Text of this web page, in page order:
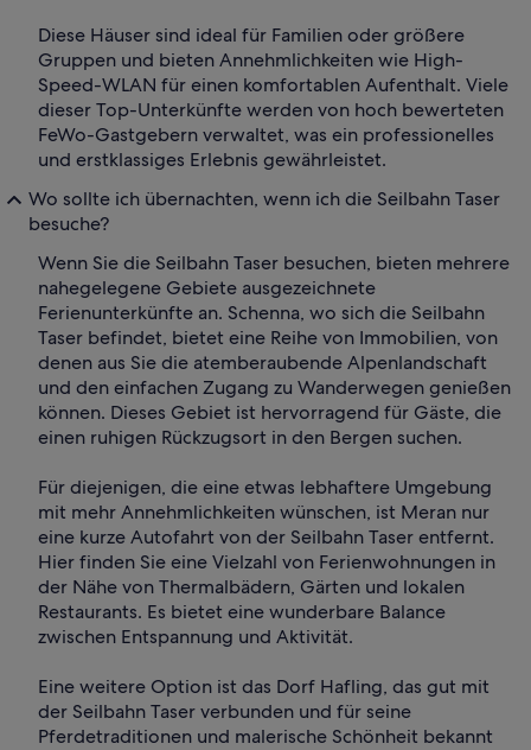
Diese Häuser sind ideal für Familien oder größere
Gruppen und bieten Annehmlichkeiten wie High-
Speed-WLAN für einen komfortablen Aufenthalt. Viele
dieser Top-Unterkünfte werden von hoch bewerteten
FeWo-Gastgebern verwaltet, was ein professionelles
und erstklassiges Erlebnis gewährleistet.
Wo sollte ich übernachten, wenn ich die Seilbahn Taser
besuche?
Wenn Sie die Seilbahn Taser besuchen, bieten mehrere
nahegelegene Gebiete ausgezeichnete
Ferienunterkünfte an. Schenna, wo sich die Seilbahn
Taser befindet, bietet eine Reihe von Immobilien, von
denen aus Sie die atemberaubende Alpenlandschaft
und den einfachen Zugang zu Wanderwegen genießen
können. Dieses Gebiet ist hervorragend für Gäste, die
einen ruhigen Rückzugsort in den Bergen suchen.
Für diejenigen, die eine etwas lebhaftere Umgebung
mit mehr Annehmlichkeiten wünschen, ist Meran nur
eine kurze Autofahrt von der Seilbahn Taser entfernt.
Hier finden Sie eine Vielzahl von Ferienwohnungen in
der Nähe von Thermalbädern, Gärten und lokalen
Restaurants. Es bietet eine wunderbare Balance
zwischen Entspannung und Aktivität.
Eine weitere Option ist das Dorf Hafling, das gut mit
der Seilbahn Taser verbunden und für seine
Pferdetraditionen und malerische Schönheit bekannt